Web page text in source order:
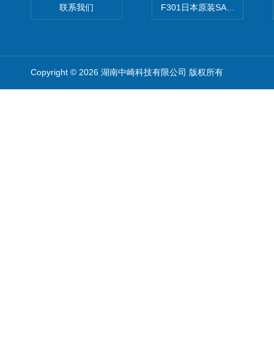
联系我们 F301日本原装SANAI三爱旋
Copyright © 2026 湖南中崎科技有限公司 版权所有